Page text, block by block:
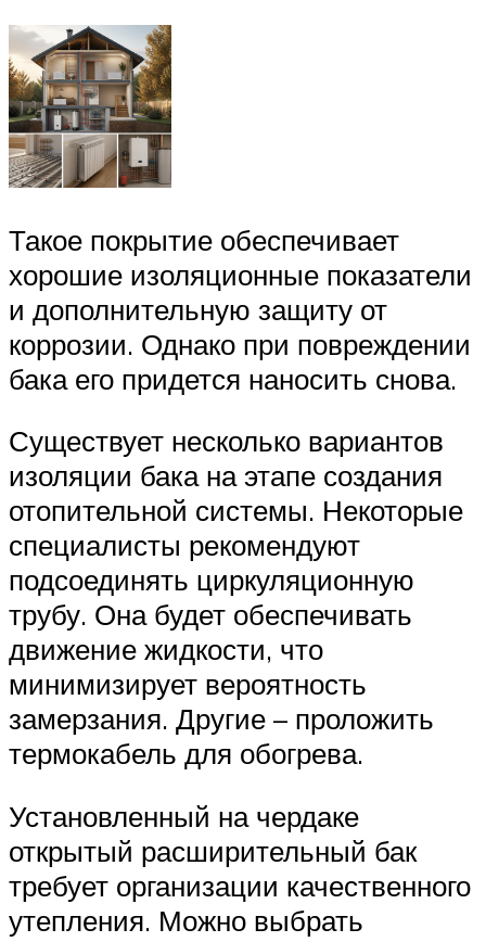
Такое покрытие обеспечивает
хорошие изоляционные показатели
и дополнительную защиту от
коррозии. Однако при повреждении
бака его придется наносить снова.
Существует несколько вариантов
изоляции бака на этапе создания
отопительной системы. Некоторые
специалисты рекомендуют
подсоединять циркуляционную
трубу. Она будет обеспечивать
движение жидкости, что
минимизирует вероятность
замерзания. Другие – проложить
термокабель для обогрева.
Установленный на чердаке
открытый расширительный бак
требует организации качественного
утепления. Можно выбрать